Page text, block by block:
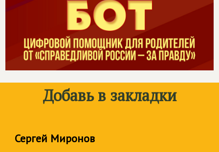
Добавь в закладки
Сергей Миронов